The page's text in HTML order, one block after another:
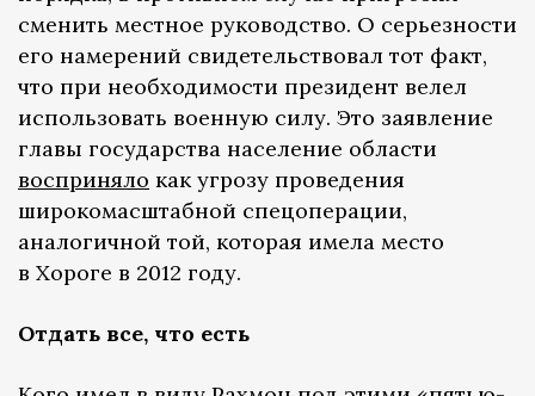
сменить местное руководство. О серьезности
его намерений свидетельствовал тот факт,
что при необходимости президент велел
использовать военную силу. Это заявление
главы государства население области
восприняло как угрозу проведения
широкомасштабной спецоперации,
аналогичной той, которая имела место
в Хороге в 2012 году.
Отдать все, что есть